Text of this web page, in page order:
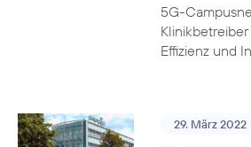
5G-
Effizienz und
29. März 2022